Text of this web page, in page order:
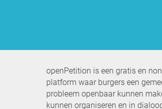
openPetition is een gratis en
platform waar burgers een
probleem openbaar kunnen
kunnen organiseren en in